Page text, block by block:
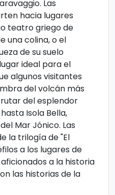
Las
hacia lugares
teatro griego de
una colina, o el
de su suelo
ideal para el
algunos visitantes
del volcán más
del esplendor
Isola Bella,
Mar Jónico. Las
la trilogía de "El
a los lugares de
a la historia
las historias de la